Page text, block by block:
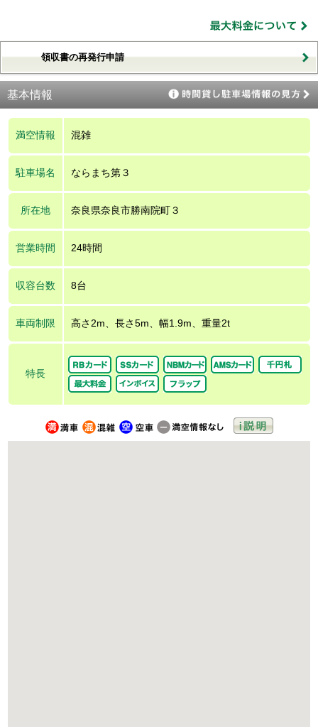
領収書の再発行申請
基本情報
満空情報 混雑
駐車場名 ならまち第３
所在地 奈良県奈良市勝南院町３
営業時間 24時間
収容台数 8台
車両制限 高さ2m、長さ5m、幅1.9m、重量2t
特長